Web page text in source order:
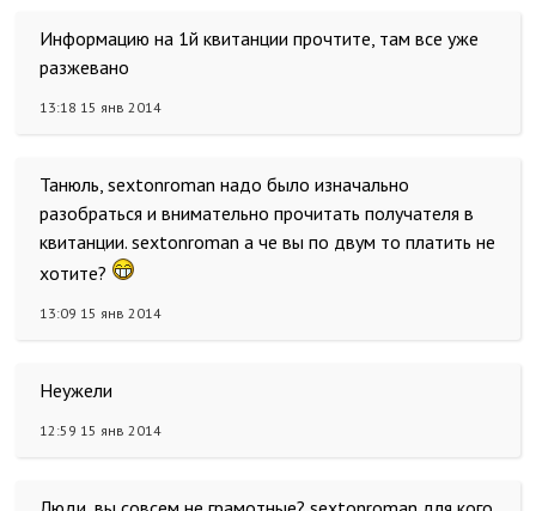
Информацию на 1й квитанции прочтите, там все уже
разжевано
13:18 15 янв 2014
Танюль, sextonroman надо было изначально
разобраться и внимательно прочитать получателя в
квитанции. sextonroman а че вы по двум то платить не
хотите?
13:09 15 янв 2014
Неужели
12:59 15 янв 2014